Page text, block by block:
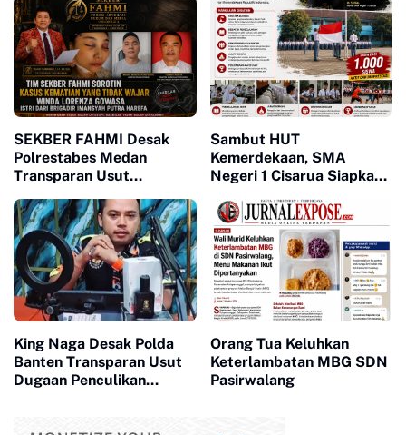
SEKBER FAHMI Desak
Polrestabes Medan
Transparan Usut
Sambut HUT
Kemerdekaan, SMA
Negeri 1 Cisarua Siapkan
Siswa
King Naga Desak Polda
Banten Transparan Usut
Dugaan Penculikan
Orang Tua Keluhkan
Keterlambatan MBG SDN
Pasirwalang